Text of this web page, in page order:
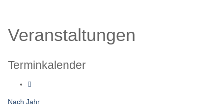
Veranstaltungen
Terminkalender
Nach Jahr